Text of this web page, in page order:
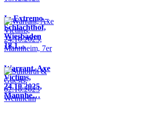
In Extremo –
Schlachthof,
Wiesbaden
18.1…
Warrant, Axe
Victims,
24.10.2025,
Mannhe…